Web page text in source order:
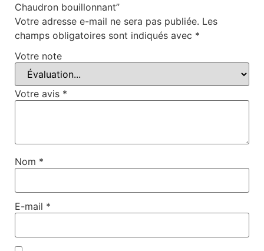
Chaudron bouillonnant”
Votre adresse e-mail ne sera pas publiée. Les
champs obligatoires sont indiqués avec *
Votre note
Votre avis *
Nom *
E-mail *